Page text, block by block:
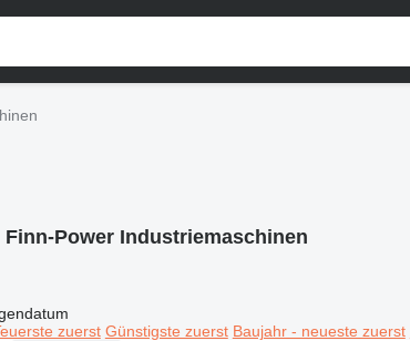
Finn-Power Industriemaschinen
zuerst Günstigste zuerst Baujahr - neueste zuerst